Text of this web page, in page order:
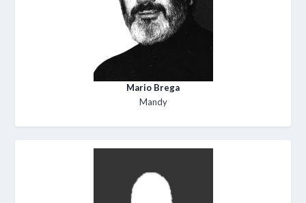
Mario Brega
Mandy